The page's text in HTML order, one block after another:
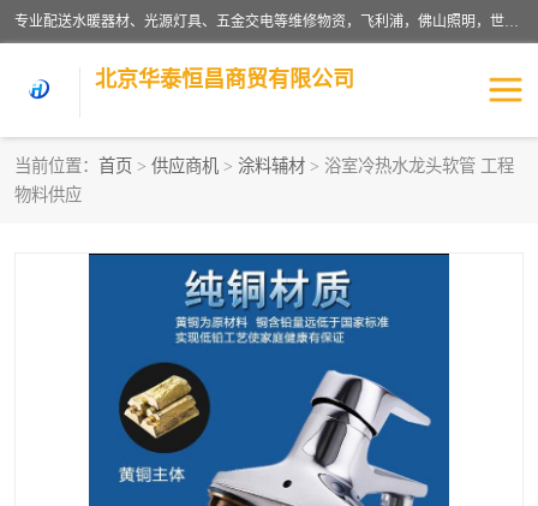
专业配送水暖器材、光源灯具、五金交电等维修物资，飞利浦，佛山照明，世达，博世，九牧，特陶等各产品涉及国内外知名品牌。公司专注与物业、学校、酒店、工厂等单位合作，提供一站式配送服务，降低客户综合成本。依托电子商务改变传统模式，以专业的团队为客户提供24H物资配送到达，货到月结、统一开票，便捷退换等服务，提高了企业的运营效率。
北京华泰恒昌商贸有限公司
当前位置： 首页 > 供应商机 > 涂料辅材 > 浴室冷热水龙头软管 工程
物料供应
水暖阀门
涂料辅材